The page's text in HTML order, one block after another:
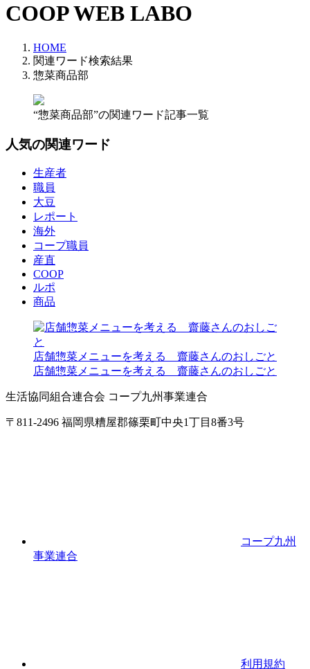
COOP WEB LABO
HOME
関連ワード検索結果
惣菜商品部
“惣菜商品部”の関連ワード記事一覧
人気の関連ワード
生産者
職員
大豆
レポート
海外
コープ職員
産直
COOP
ルポ
商品
店舗惣菜メニューを考える 齋藤さんのおしごと
店舗惣菜メニューを考える 齋藤さんのおしごと
生活協同組合連合会 コープ九州事業連合
〒811-2496 福岡県糟屋郡篠栗町中央1丁目8番3号
コープ九州
事業連合
利用規約